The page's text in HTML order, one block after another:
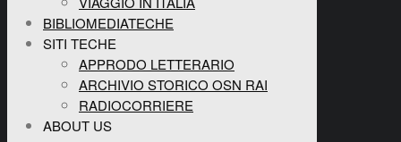
BIBLIOMEDIATECHE
SITI TECHE
APPRODO LETTERARIO
ARCHIVIO STORICO OSN RAI
RADIOCORRIERE
ABOUT US